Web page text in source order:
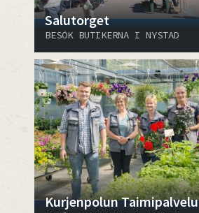
Salutorget
BESÖK BUTIKERNA I NYSTAD
Kurjenpolun Taimipalvelu